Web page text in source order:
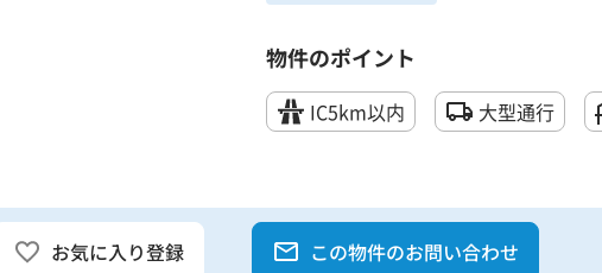
物件のポイント
IC5km以内 大型通行
お気に入り登録 この物件のお問い合わせ